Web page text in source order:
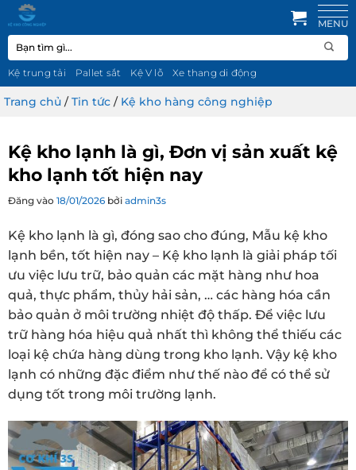
qua
nội
dung
Tìm
kiếm:
Kệ trung tải Pallet sắt Kệ V lỗ Xe thang di động
Trang chủ /Tin tức / Kệ kho hàng công nghiệp
Kệ kho lạnh là gì, Đơn vị sản xuất kệ
kho lạnh tốt hiện nay
Đăng vào 18/01/2026 bởi admin3s
Kệ kho lạnh là gì, đóng sao cho đúng, Mẫu kệ kho
lạnh bền, tốt hiện nay – Kệ kho lạnh là giải pháp tối
ưu việc lưu trữ, bảo quản các mặt hàng như hoa
quả, thực phẩm, thủy hải sản, … các hàng hóa cần
bảo quản ở môi trường nhiệt độ thấp. Để việc lưu
trữ hàng hóa hiệu quả nhất thì không thể thiếu các
loại kệ chứa hàng dùng trong kho lạnh. Vậy kệ kho
lạnh có những đặc điểm như thế nào để có thể sử
dụng tốt trong môi trường lạnh.